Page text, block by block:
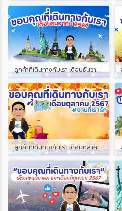
ลูกค้าที่เดินทางกับเรา เดือนธันวาคม 2567
ลูกค้าที่เดินทางกับเรา เดือนตุลาคม 2567